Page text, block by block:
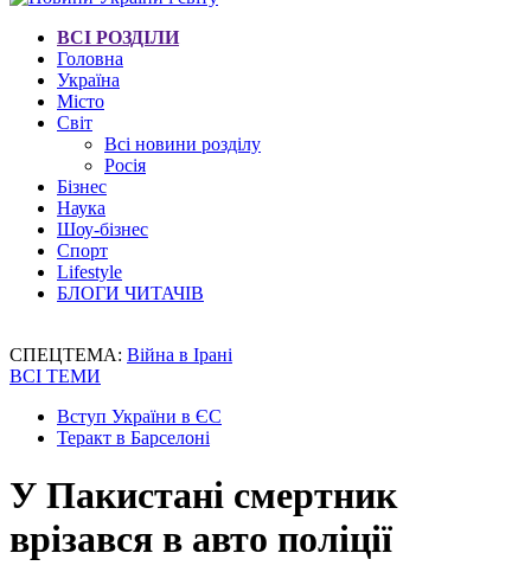
ВСІ РОЗДІЛИ
Головна
Україна
Місто
Світ
Всі новини розділу
Росія
Бізнес
Наука
Шоу-бізнес
Спорт
Lifestyle
БЛОГИ ЧИТАЧІВ
СПЕЦТЕМА: Війна в Ірані
ВСІ ТЕМИ
Вступ України в ЄС
Теракт в Барселоні
У Пакистані смертник
врізався в авто поліції